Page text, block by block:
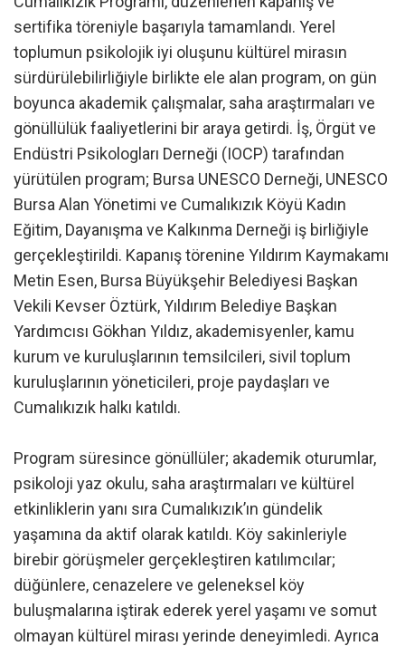
sertifika töreniyle başarıyla tamamlandı. Yerel
toplumun psikolojik iyi oluşunu kültürel mirasın
sürdürülebilirliğiyle birlikte ele alan program, on gün
boyunca akademik çalışmalar, saha araştırmaları ve
gönüllülük faaliyetlerini bir araya getirdi. İş, Örgüt ve
Endüstri Psikologları Derneği (IOCP) tarafından
yürütülen program; Bursa UNESCO Derneği, UNESCO
Bursa Alan Yönetimi ve Cumalıkızık Köyü Kadın
Eğitim, Dayanışma ve Kalkınma Derneği iş birliğiyle
gerçekleştirildi. Kapanış törenine Yıldırım Kaymakamı
Metin Esen, Bursa Büyükşehir Belediyesi Başkan
Vekili Kevser Öztürk, Yıldırım Belediye Başkan
Yardımcısı Gökhan Yıldız, akademisyenler, kamu
kurum ve kuruluşlarının temsilcileri, sivil toplum
kuruluşlarının yöneticileri, proje paydaşları ve
Cumalıkızık halkı katıldı.
Program süresince gönüllüler; akademik oturumlar,
psikoloji yaz okulu, saha araştırmaları ve kültürel
etkinliklerin yanı sıra Cumalıkızık’ın gündelik
yaşamına da aktif olarak katıldı. Köy sakinleriyle
birebir görüşmeler gerçekleştiren katılımcılar;
düğünlere, cenazelere ve geleneksel köy
buluşmalarına iştirak ederek yerel yaşamı ve somut
olmayan kültürel mirası yerinde deneyimledi. Ayrıca